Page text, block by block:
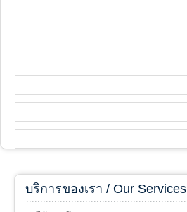
บริการของเรา / Our Services